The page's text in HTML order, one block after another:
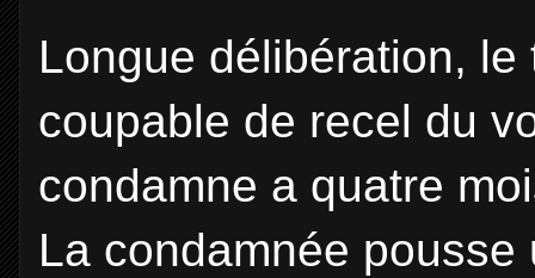
Longue délibération,
coupable de recel du
condamne a quatre
La condamnée